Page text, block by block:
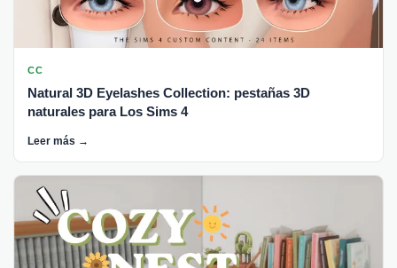
CC
Natural 3D Eyelashes Collection: pestañas 3D
naturales para Los Sims 4
Leer más →